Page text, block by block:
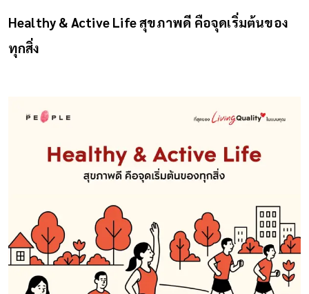
Healthy & Active Life สุขภาพดี คือจุดเริ่มต้นของ
ทุกสิ่ง